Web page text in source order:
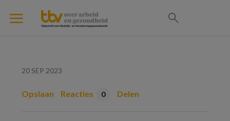
20 SEP 2023
Opslaan Reacties 0 Delen